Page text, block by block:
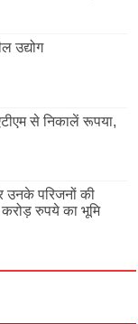
उद्योग
से निकालें रूपया,
उनके परिजनों की
रुपये का भूमि